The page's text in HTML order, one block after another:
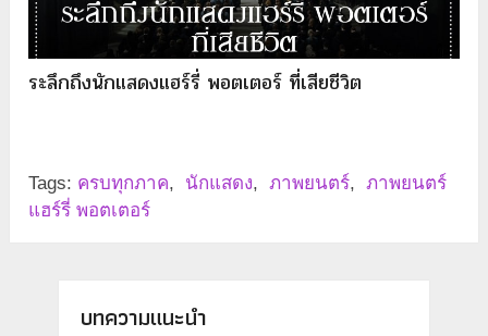
ระลึกถึงนักแสดงแฮร์รี่ พอตเตอร์ ที่เสียชีวิต
Tags: ครบทุกภาค, นักแสดง, ภาพยนตร์, ภาพยนตร์
แฮร์รี่ พอตเตอร์
บทความแนะนำ